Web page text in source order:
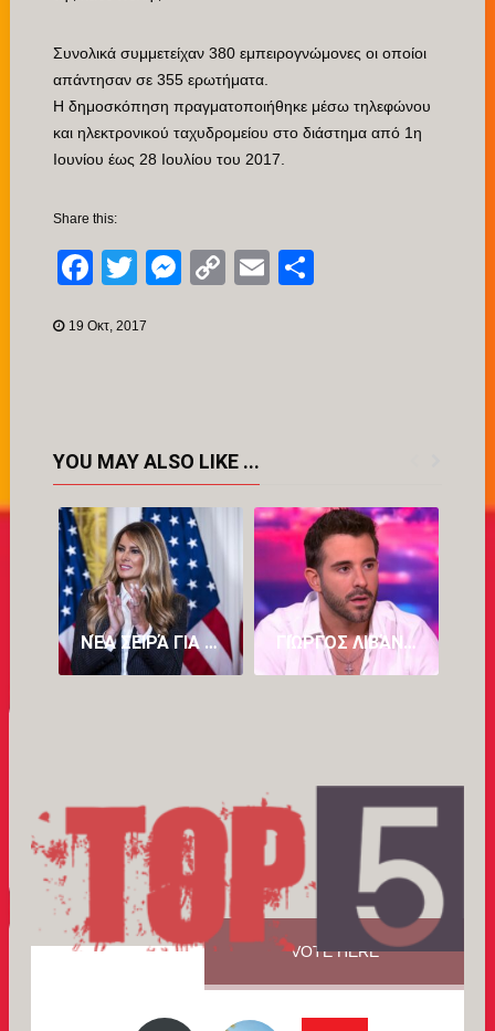
Συνολικά συμμετείχαν 380 εμπειρογνώμονες οι οποίοι
απάντησαν σε 355 ερωτήματα.
Η δημοσκόπηση πραγματοποιήθηκε μέσω τηλεφώνου
και ηλεκτρονικού ταχυδρομείου στο διάστημα από 1η
Ιουνίου έως 28 Ιουλίου του 2017.
Share this:
Facebook
TwitterMessenger
CopyEmail
19 Οκτ, 2017
YOU MAY ALSO LIKE ...
ΝΈΑ ΣΕΙΡΆ ΓΙΑ ΤΗ ΜΕΛΆΝΙΑ ΤΡΑΜΠ ΜΕΤΆ ΤΟ ΑΜΦΙΛΕΓΌΜΕΝΟ ΝΤΟΚΙΜΑΝΤΈΡ «MELANIA» (VID) ΓΙΏΡΓΟΣ ΛΙΒΆΝΗΣ: Ο ΚΑΖΑΝΤΖΊΔΗΣ ΚΥΛΆΕΙ ΜΈΣΑ ΜΟΥ, ΈΧΩ ΤΟΝ ΠΑΤΈΡΑ ΜΟΥ ΚΑΙ ΤΟΝ ΣΤΈΛΙΟ
VOTE HERE